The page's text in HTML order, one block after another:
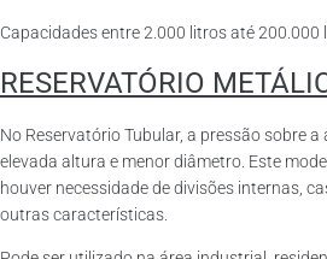
Capacidades entre 2.000 litros até 200.000
RESERVATÓRIO
No Reservatório Tubular, a pressão sobre
elevada altura e menor diâmetro. Este
houver necessidade de divisões internas,
outras características.